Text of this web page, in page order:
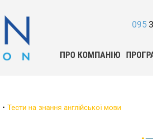
095
ПРО КОМПАНІЮ
Тести на знання англійської мови